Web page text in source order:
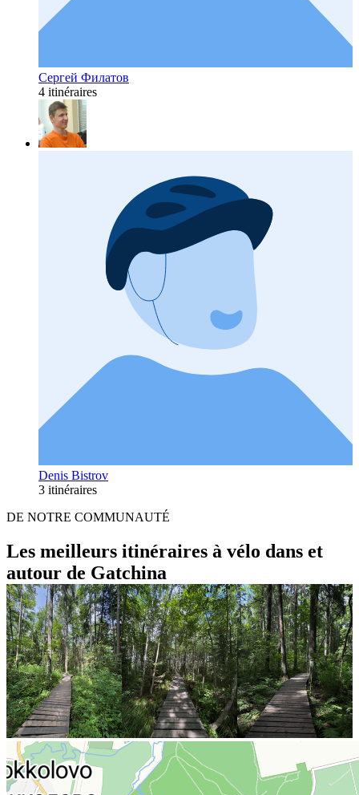
Сергей Филатов
4 itinéraires
Denis Bistrov
3 itinéraires
DE NOTRE COMMUNAUTÉ
Les meilleurs itinéraires à vélo dans et
autour de Gatchina